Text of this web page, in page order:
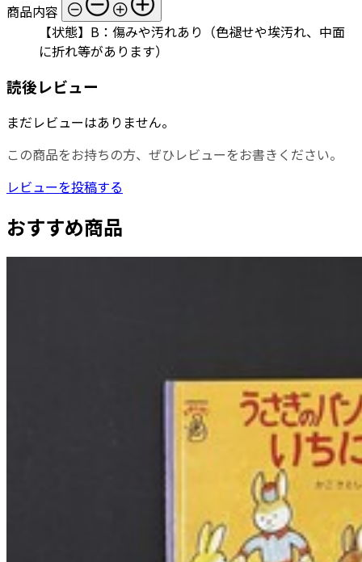
商品内容
【状態】B：傷みや汚れあり（色褪せや埃汚れ、中面
に折れ等があります）
読後レビュー
まだレビューはありません。
この商品をお持ちの方、ぜひレビューをお書きください。
レビューを投稿する
おすすめ商品